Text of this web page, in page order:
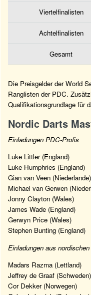
Viertelfinalisten
Achtelfinalisten
Gesamt
Die Preisgelder der World
Ranglisten der PDC.
Qualifikationsgrundlage für
Nordic Darts
Einladungen PDC-Profis
Luke Littler (England)
Luke Humphries (England)
Gian van Veen (Niederlande)
Michael van Gerwen
Jonny Clayton (Wales)
James Wade (England)
Gerwyn Price (Wales)
Stephen Bunting (England)
Einladungen aus
Madars Razma (Lettland)
Jeffrey de Graaf (Schweden)
Cor Dekker (Norwegen)